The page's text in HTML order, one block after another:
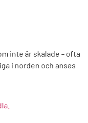
inte är skalade – ofta
i norden och anses